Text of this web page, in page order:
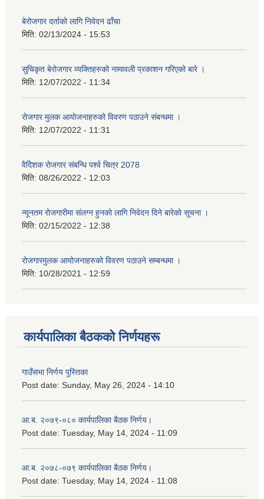
बेरोजगार दर्ताको लागि निवेदन ढाँचा
मिति: 02/13/2024 - 15:53
सुचिकृत बेरोजगार व्यक्तिहरुको नामावली प्रकाशन गरिएको बारे ।
मिति: 12/07/2022 - 11:34
रोजगार मुलक आयोजनाहरुको विवरण पठाउने संबन्धमा ।
मिति: 12/07/2022 - 11:31
वैदेिशक राेजगार संबन्धि पर्श्व चित्र 2078
मिति: 08/26/2022 - 12:03
न्यूनतम रोजगारीमा संलग्न हुनको लागि निवेदन दिने बारेको सूचना ।
मिति: 02/15/2022 - 12:38
रोजगारमुलक आयोजनाहरुको विवरण पठाउने सम्बन्धमा ।
मिति: 10/28/2021 - 12:59
कार्यपालिका बैठकको निर्णयहरू
गाउँसभा निर्णय पुस्तिका
Post date: Sunday, May 26, 2024 - 14:10
आ.ब. २०७९-०८० कार्यपालिका बैठक निर्णय।
Post date: Tuesday, May 14, 2024 - 11:09
आ.ब. २०७८-०७९ कार्यपालिका बैठक निर्णय।
Post date: Tuesday, May 14, 2024 - 11:08